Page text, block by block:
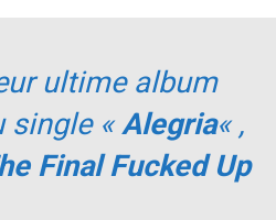
ultime album
single «Alegria« ,
Final Fucked Up